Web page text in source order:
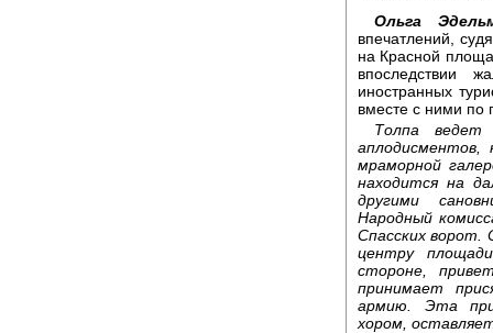
Ольга
впечатлений,
на Красной
впоследствии
иностранных
вместе с ними по
Толпа
аплодисментов,
мраморной
находится на
другими
Народный
Спасских
центру
стороне,
принимает
армию. Эта
хором,